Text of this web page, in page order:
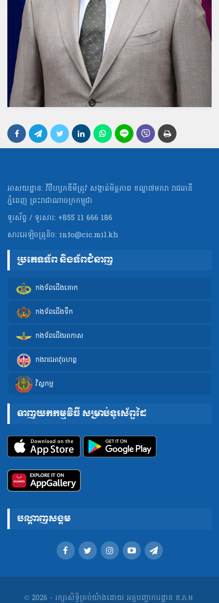
អាសយដ្ឋាន: វិថីហ្សកឌីមីត្រូវ សង្កាត់មិត្ដភាព ខណ្ឌ៧មករា រាជធានី
ភ្នំពេញ ព្រះរាជាណាចក្រកម្ពុជា
ទូរស័ព្ទ / ទូរសារ: +855 11 666 186
សារអេឡិចត្រូនិច: info@cic.mil.kh
ប្រភេទទ័ព និងទ័ពជំនាញ
កងទ័ពជើងគោក
កងទ័ពជើងទឹក
កងទ័ពជើងអាកាស
កងរាជអាវុធហត្ថ
វិស្វកម្ម
ទាញយកកម្មវិធី សម្រាប់ទូរស័ព្ទដៃ
បណ្តាញសង្គម
© 2026 - រក្សាសិទ្ធិគ្រប់យ៉ាងដោយ អគ្គបញ្ជាការដ្ឋាន ខ.ភ.ម